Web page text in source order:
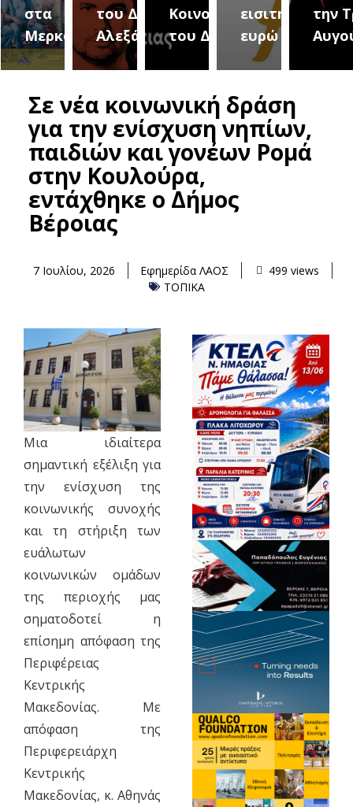
στα
Μερκούρεια
του Δήμου
Αλεξάνδρειας
Κοινοτήτων
του Δήμου
εισιτήριο 2
ευρώ
την
Σε νέα κοινωνική δράση
για την ενίσχυση νηπίων,
παιδιών και γονέων Ρομά
στην Κουλούρα,
εντάχθηκε ο Δήμος
Βέροιας
7 Ιουλίου, 2026 Εφημερίδα ΛΑΟΣ
499 views
ΤΟΠΙΚΑ
Μια ιδιαίτερα
σημαντική εξέλιξη για
την ενίσχυση της
κοινωνικής συνοχής
και τη στήριξη των
ευάλωτων
κοινωνικών ομάδων
της περιοχής μας
σηματοδοτεί η
επίσημη απόφαση της
Περιφέρειας
Κεντρικής
Μακεδονίας. Με
απόφαση της
Περιφερειάρχη
Κεντρικής
Μακεδονίας, κ. Αθηνάς